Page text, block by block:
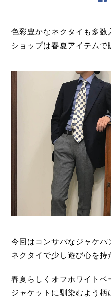
色彩豊かなネクタイも多数
ショップは春夏アイテムで
今回はコンサバなジャケパ
ネクタイで少し遊び心を持
春夏らしくオフホワイトベ
ジャケットに馴染むよう